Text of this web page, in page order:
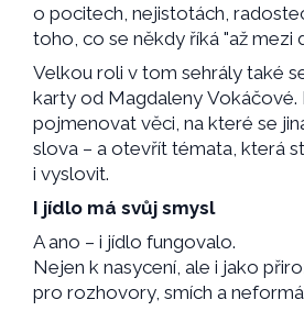
o pocitech, nejistotách,
toho, co se někdy říká "až mezi
Velkou roli v tom sehrály také
karty od Magdaleny Vokáčové.
pojmenovat věci, na které se
slova – a otevřít témata, která
i vyslovit.
I jídlo má svůj smysl
A ano – i jídlo fungovalo.
Nejen k nasycení, ale i jako
pro rozhovory, smích a